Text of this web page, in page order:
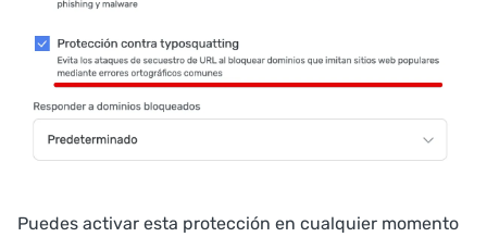
Puedes activar esta protección en cualquier momento